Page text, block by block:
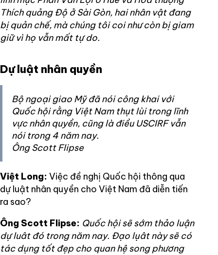
Thích quảng Độ ở Sài Gòn, hai nhân vật đang
bị quản chế, mà chúng tôi coi như còn bị giam
giữ vì họ vẫn mất tự do.
Dự luật nhân quyền
Bộ ngoại giao Mỹ đã nói công khai với
Quốc hội rằng Việt Nam thụt lùi trong lĩnh
vực nhân quyền, cũng là điều USCIRF vẫn
nói trong 4 năm nay.
Ông Scott Flipse
Việt Long: Việc đề nghị Quốc hội thông qua
dự luật nhân quyền cho Việt Nam đã diễn tiến
ra sao?
Ông Scott Flipse: Quốc hội sẽ sớm thảo luận
dự luât đó trong năm nay. Đạo lụât này sẽ có
tác dụng tốt đẹp cho quan hệ song phương